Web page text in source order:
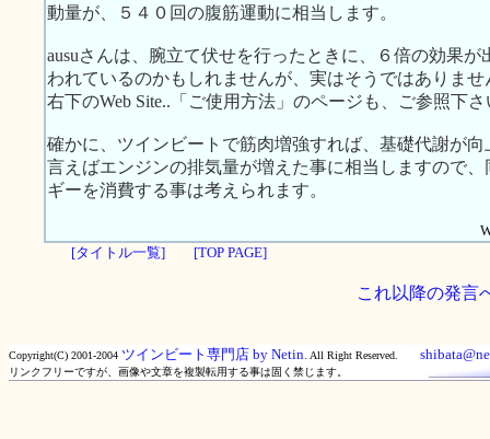
動量が、５４０回の腹筋運動に相当します。
ausuさんは、腕立て伏せを行ったときに、６倍の効果
われているのかもしれませんが、実はそうではありませ
右下のWeb Site..「ご使用方法」のページも、ご参照下さ
確かに、ツインビートで筋肉増強すれば、基礎代謝が
言えばエンジンの排気量が増えた事に相当しますので
ギーを消費する事は考えられます。
[タイトル一覧]
[TOP PAGE]
これ以降の発言
Copyright(C) 2001-2004 ツインビート専門店 by Netin. All Right Reserved.
リンクフリーですが、画像や文章を複製転用する事は固く禁じます。